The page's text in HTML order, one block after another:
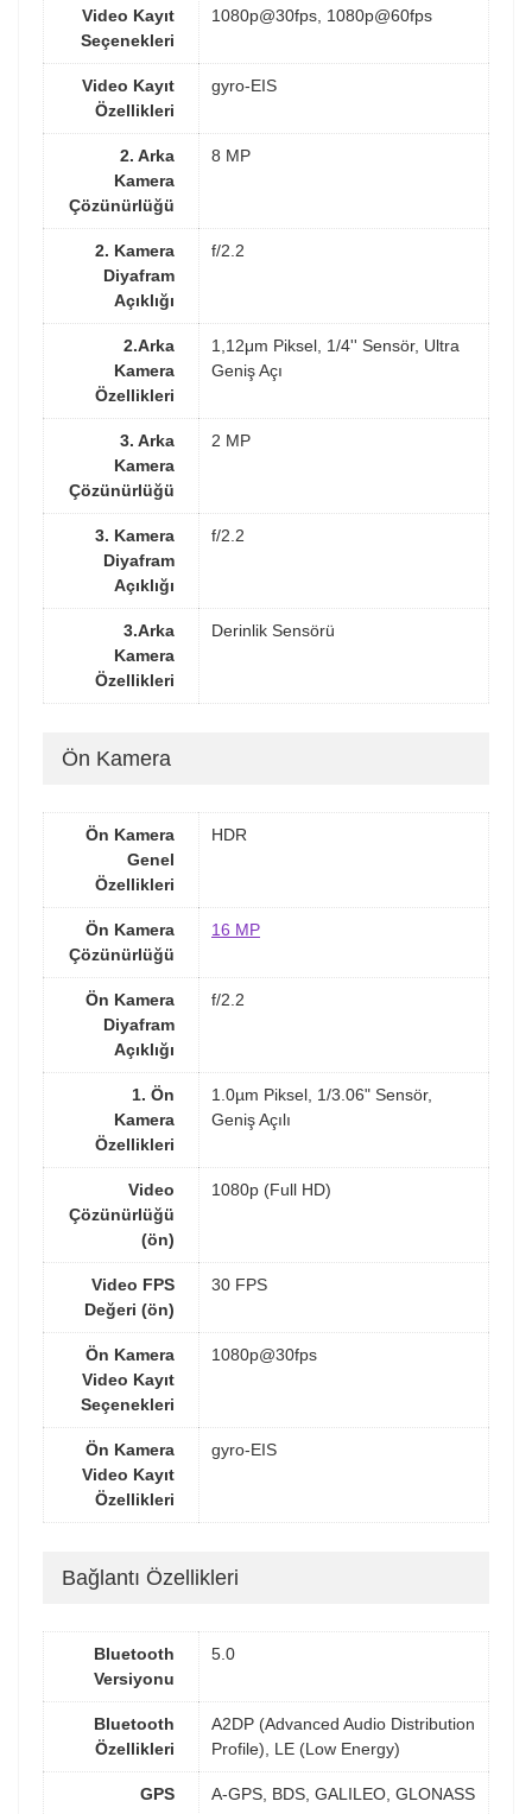
Video Kayıt
Seçenekleri
1080p@30fps, 1080p@60fps
Video Kayıt
Özellikleri
gyro-EIS
2. Arka
Kamera
Çözünürlüğü
8 MP
2. Kamera
Diyafram
Açıklığı
f/2.2
2.Arka
Kamera
Özellikleri
1,12μm Piksel, 1/4'' Sensör, Ultra
Geniş Açı
3. Arka
Kamera
Çözünürlüğü
2 MP
3. Kamera
Diyafram
Açıklığı
f/2.2
3.Arka
Kamera
Özellikleri
Derinlik Sensörü
Ön Kamera
Ön Kamera
Genel
Özellikleri
HDR
Ön Kamera
Çözünürlüğü
16 MP
Ön Kamera
Diyafram
Açıklığı
f/2.2
1. Ön
Kamera
Özellikleri
1.0µm Piksel, 1/3.06" Sensör,
Geniş Açılı
Video
Çözünürlüğü
(ön)
1080p (Full HD)
Video FPS
Değeri (ön)
30 FPS
Ön Kamera
Video Kayıt
Seçenekleri
1080p@30fps
Ön Kamera
Video Kayıt
Özellikleri
gyro-EIS
Bağlantı Özellikleri
Bluetooth
Versiyonu
5.0
Bluetooth
Özellikleri
A2DP (Advanced Audio Distribution
Profile), LE (Low Energy)
GPS A-GPS, BDS, GALILEO, GLONASS